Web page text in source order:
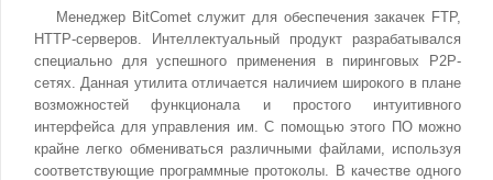
Менеджер BitComet служит для обеспечения закачек FTP,
HTTP-серверов. Интеллектуальный продукт разрабатывался
специально для успешного применения в пиринговых Р2Р-
сетях. Данная утилита отличается наличием широкого в плане
возможностей функционала и простого интуитивного
интерфейса для управления им. С помощью этого ПО можно
крайне легко обмениваться различными файлами, используя
соответствующие программные протоколы. В качестве одного